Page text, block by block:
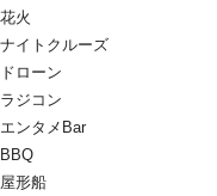
花火
ナイトクルーズ
ドローン
ラジコン
エンタメBar
BBQ
屋形船